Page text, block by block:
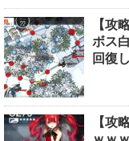
【攻
ボス
回復
【攻